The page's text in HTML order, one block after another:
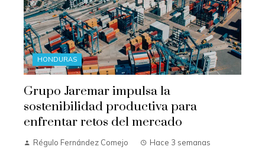
HONDURAS
Grupo Jaremar impulsa la
sostenibilidad productiva para
enfrentar retos del mercado
Régulo Fernández Comejo Hace 3 semanas